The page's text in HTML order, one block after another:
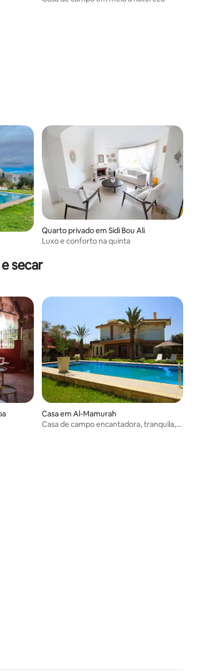
Quarto privado em Sidi Bou Ali
Luxo e conforto na quinta
secar
Casa em Al-Mamurah
Casa de campo encantadora, tranquila,